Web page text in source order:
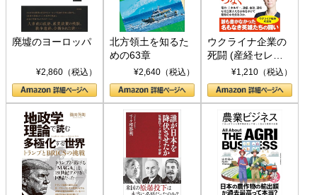
廃墟のヨーロッパ
¥2,860（税込）
北方領土を知るた
めの63章
¥2,640（税込）
ウクライナ企業の
死闘 (産経セレク
ト S 039)¥1,210（税込）